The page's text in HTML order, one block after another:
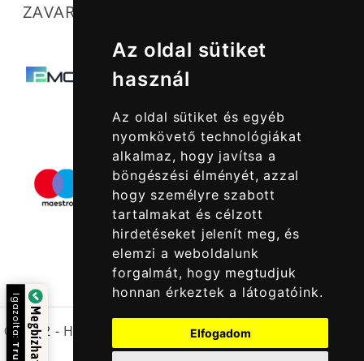
Az oldal sütiket
használ
Az oldal sütiket és egyéb
nyomkövető technológiákat
alkalmaz, hogy javítsa a
böngészési élményét, azzal
hogy személyre szabott
tartalmakat és célzott
hirdetéseket jelenít meg, és
elemzi a weboldalunk
forgalmát, hogy megtudjuk
honnan érkeztek a látogatóink.
Elfogadom
ZAVARTALAN MŰKÖDÉSÜNKET SEGÍTIK
© 2022 - Halcatraz Kft.
Igazolta: